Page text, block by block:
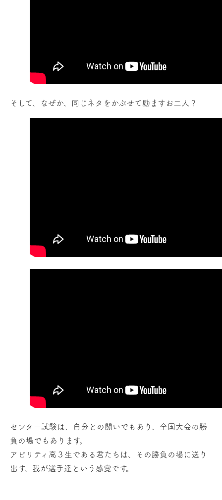
そして、なぜか、同じネタをかぶせて励ますお二人？
センター試験は、自分との闘いでもあり、全国大会の勝
負の場でもあります。
アビリティ高３生である君たちは、その勝負の場に送り
出す、我が選手達という感覚です。